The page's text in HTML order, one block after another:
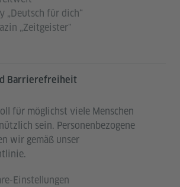
„Deutsch für dich“
„Zeitgeister"
Barrierefreiheit
für möglichst viele Menschen
sein. Personenbezogene
wir gemäß unser
Einstellungen